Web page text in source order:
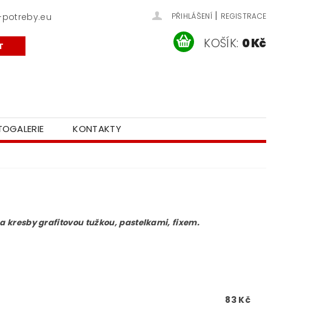
PŘIHLÁŠENÍ | REGISTRACE
KOŠÍK: 0 Kč
KONTAKTY
kresby grafitovou tužkou, pastelkami, fixem.
83 Kč